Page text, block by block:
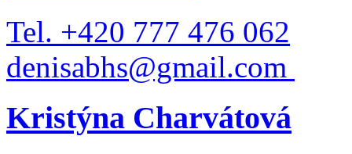
Tel. +420 777 476 062
denisabhs@gmail.com
Kristýna Charvátová